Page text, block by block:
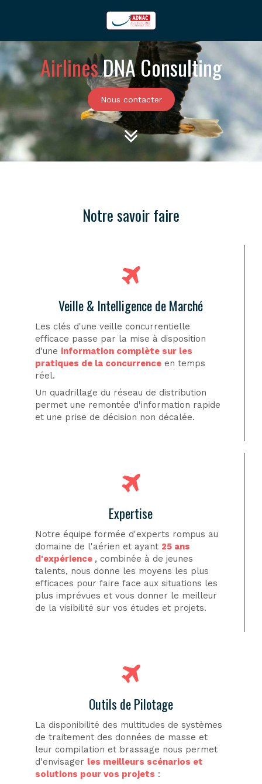
AirlinesDNA Consulting
Nous contacter
Notre savoir faire
Veille & Intelligence de Marché
Les clés d'une veille concurrentielle
efficace passe par la mise à disposition
d'une information complète sur les
pratiques de la concurrence en temps
réel.
Un quadrillage du réseau de distribution
permet une remontée d'information rapide
et une prise de décision non décalée.
Expertise
Notre équipe formée d'experts rompus au
domaine de l'aérien et ayant 25 ans
d'expérience , combinée à de jeunes
talents, nous donne les moyens les plus
efficaces pour faire face aux situations les
plus imprévues et vous donner le meilleur
de la visibilité sur vos études et projets.
Outils de Pilotage
La disponibilité des multitudes de systèmes
de traitement des données de masse et
leur compilation et brassage nous permet
d'envisager les meilleurs scénarios et
solutions pour vos projets :